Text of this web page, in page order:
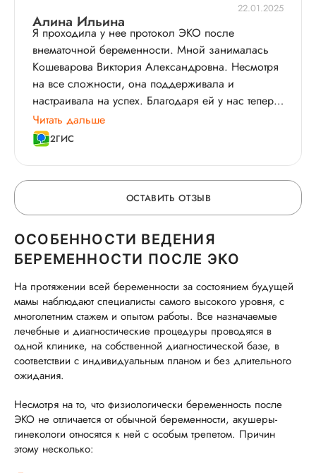
22.01.2025
Алина Ильина
Я проходила у нее протокол ЭКО после
внематочной беременности. Мной занималась
Кошеварова Виктория Александровна. Несмотря
на все сложности, она поддерживала и
настраивала на успех. Благодаря ей у нас теперь
растет здоровый малыш.
Читать дальше
2ГИС
ОСТАВИТЬ ОТЗЫВ
ОСТАВЬТЕ ОТЗЫВ
ОБ УСЛУГЕ
ГОРЯЧАЯ ЛИНИЯ КАЧЕСТВА
ОСОБЕННОСТИ ВЕДЕНИЯ
БЕРЕМЕННОСТИ ПОСЛЕ ЭКО
На протяжении всей беременности за состоянием будущей
мамы наблюдают специалисты самого высокого уровня, с
многолетним стажем и опытом работы. Все назначаемые
лечебные и диагностические процедуры проводятся в
одной клинике, на собственной диагностической базе, в
соответствии с индивидуальным планом и без длительного
ожидания.
Несмотря на то, что физиологически беременность после
ЭКО не отличается от обычной беременности, акушеры-
гинекологи относятся к ней с особым трепетом. Причин
этому несколько: